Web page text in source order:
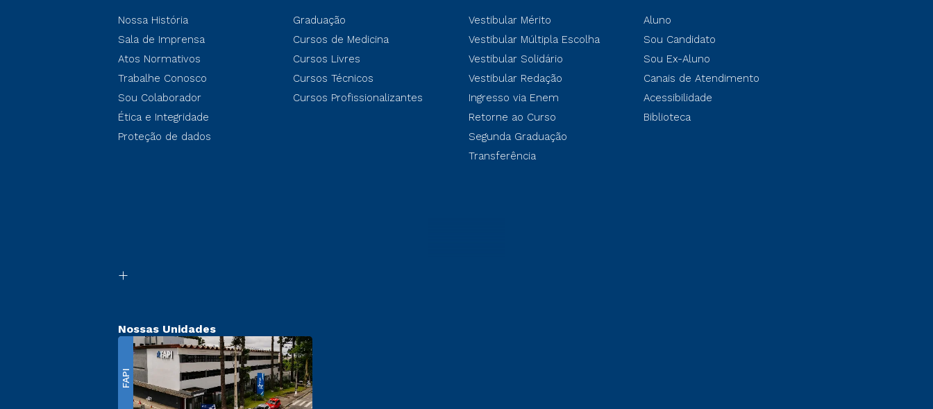
Nossa História
Sala de Imprensa
Atos Normativos
Trabalhe Conosco
Sou Colaborador
Ética e Integridade
Proteção de dados
Graduação
Cursos de Medicina
Cursos Livres
Cursos Técnicos
Cursos Profissionalizantes
Vestibular Mérito
Vestibular Múltipla Escolha
Vestibular Solidário
Vestibular Redação
Ingresso via Enem
Retorne ao Curso
Segunda Graduação
Transferência
Aluno
Sou Candidato
Sou Ex-Aluno
Canais de Atendimento
Acessibilidade
Biblioteca
Nossas Unidades
FAPI